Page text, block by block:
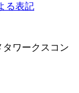
る表記
タワークスコン